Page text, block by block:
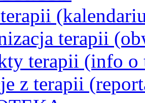
terapii
terapii (info o
z terapii